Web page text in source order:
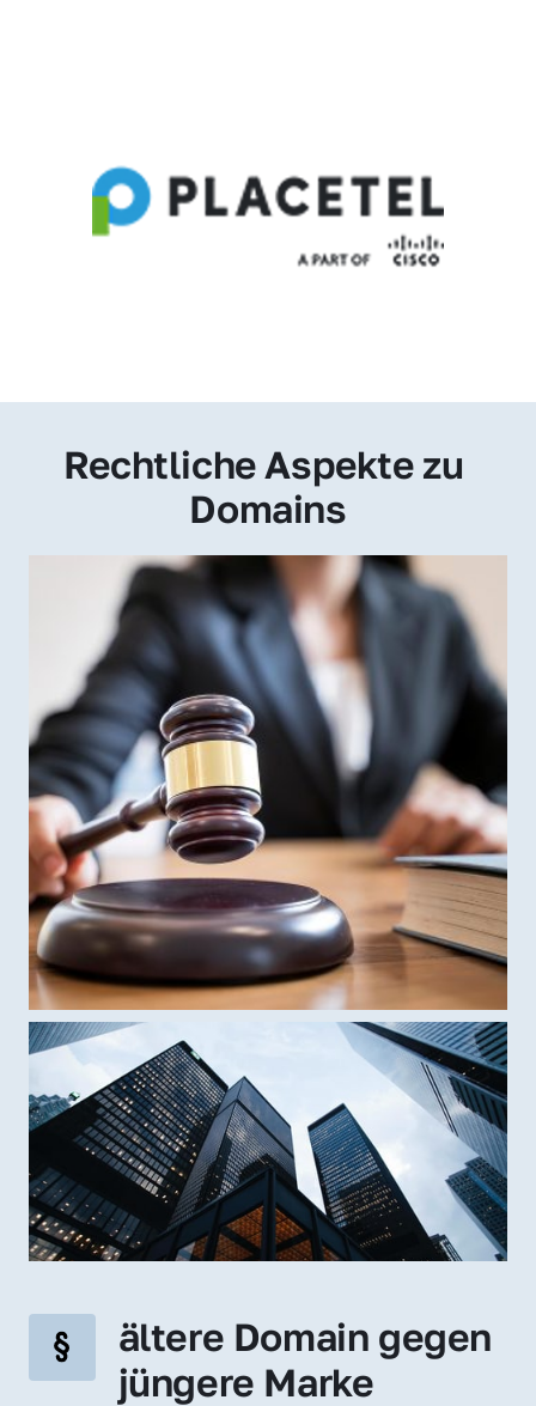
Rechtliche Aspekte zu
Domains
ältere Domain gegen
jüngere Marke